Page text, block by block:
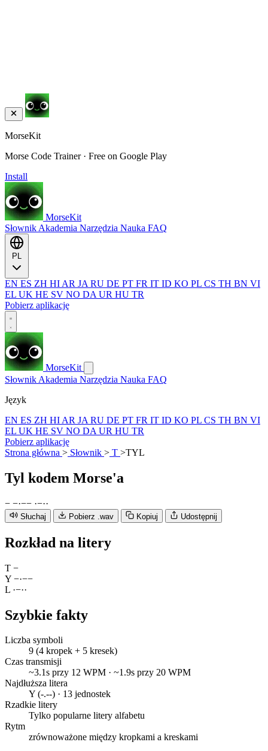
MorseKit
Morse Code Trainer · Free on Google Play
Install
MorseKit
Słownik Akademia Narzędzia Nauka FAQ
EN ES ZH HI AR JA RU DE PT FR IT ID KO PL CS TH BN VI
EL UK HE SV NO DA UR HU TR
Pobierz aplikację
MorseKit
Słownik Akademia Narzędzia Nauka FAQ
Język
EN ES ZH HI AR JA RU DE PT FR IT ID KO PL CS TH BN VI
EL UK HE SV NO DA UR HU TR
Pobierz aplikację
Strona główna > Słownik > T >TYL
Tyl kodem Morse'a
− −·−− ·−··
Słuchaj Pobierz .wav Kopiuj Udostępnij
Rozkład na litery
T −
Y −·−−
L ·−··
Szybkie fakty
Liczba symboli
9 (4 kropek + 5 kresek)
Czas transmisji
~3.1s przy 12 WPM · ~1.9s przy 20 WPM
Najdłuższa litera
Y (-.--) · 13 jednostek
Rzadkie litery
Tylko popularne litery alfabetu
Rytm
zrównoważone między kropkami a kreskami